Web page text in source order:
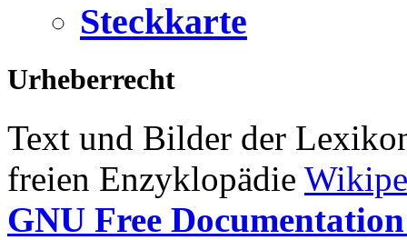
Steckkarte
Urheberrecht
Text und Bilder der
freien Enzyklopädie
GNU Free